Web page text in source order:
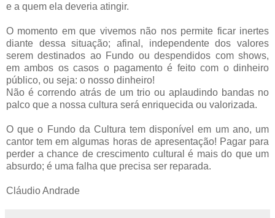
e a quem ela deveria atingir.
O momento em que vivemos não nos permite ficar inertes
diante dessa situação; afinal, independente dos valores
serem destinados ao Fundo ou despendidos com shows,
em ambos os casos o pagamento é feito com o dinheiro
público, ou seja: o nosso dinheiro!
Não é correndo atrás de um trio ou aplaudindo bandas no
palco que a nossa cultura será enriquecida ou valorizada.
O que o Fundo da Cultura tem disponível em um ano, um
cantor tem em algumas horas de apresentação! Pagar para
perder a chance de crescimento cultural é mais do que um
absurdo; é uma falha que precisa ser reparada.
Cláudio Andrade